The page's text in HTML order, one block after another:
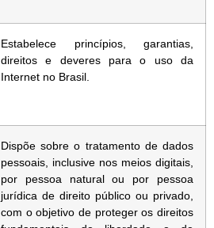
Estabelece princípios, garantias,
direitos e deveres para o uso da
Internet no Brasil.
Dispõe sobre o tratamento de dados
pessoais, inclusive nos meios digitais,
por pessoa natural ou por pessoa
jurídica de direito público ou privado,
com o objetivo de proteger os direitos